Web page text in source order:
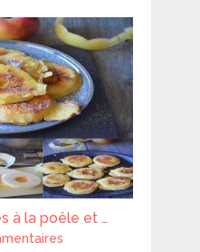
à la poêle et …